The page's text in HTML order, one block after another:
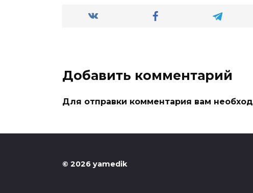
Добавить комментарий
Для отправки комментария вам
© 2026 yamedik